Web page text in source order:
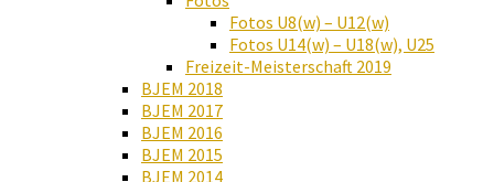
Fotos U8(w) – U12(w)
Fotos U14(w) – U18(w), U25
Freizeit-Meisterschaft 2019
BJEM 2018
BJEM 2017
BJEM 2016
BJEM 2015
BJEM 2014